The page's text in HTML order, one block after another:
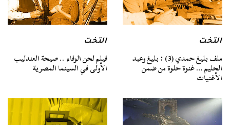
التخت
ملف بليغ حمدي (3) : بليغ وعبد
الحليم … غنوة حلوة من ضمن
الأغنيات
التخت
فيلم لحن الوفاء .. صيحة العندليب
الأولى في السينما المصرية